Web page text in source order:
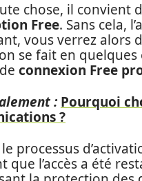
chose, il convient
Free. Sans cela,
vous verrez alors
se fait en
connexion Free
: Pourquoi
?
processus
que l’accès a été